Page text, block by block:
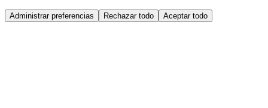
Administrar preferencias Rechazar todo Aceptar todo